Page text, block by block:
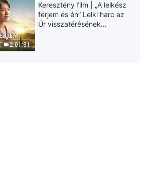
9:47
Isten napi igéi: A munka három
szakasza | 29. szemelvény
2:01:31
Keresztény film | „A lelkész
férjem és én” Lelki harc az
Úr visszatérésének